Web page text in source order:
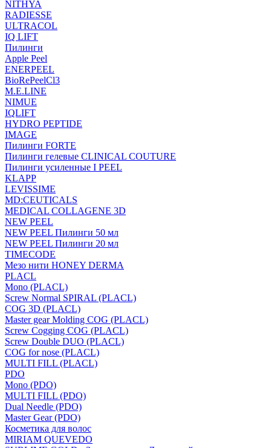
NITHYA
RADIESSE
ULTRACOL
IQ LIFT
Пилинги
Apple Peel
ENERPEEL
BioRePeelCl3
M.E.LINE
NIMUE
IQLIFT
HYDRO PEPTIDE
IMAGE
Пилинги FORTE
Пилинги гелевые CLINICAL COUTURE
Пилинги усиленные I PEEL
KLAPP
LEVISSIME
MD:CEUTICALS
MEDICAL COLLAGENE 3D
NEW PEEL
NEW PEEL Пилинги 50 мл
NEW PEEL Пилинги 20 мл
TIMECODE
Мезо нити HONEY DERMA
PLACL
Mono (PLACL)
Screw Normal SPIRAL (PLACL)
COG 3D (PLACL)
Master gear Molding COG (PLACL)
Screw Cogging COG (PLACL)
Screw Double DUO (PLACL)
COG for nose (PLACL)
MULTI FILL (PLACL)
PDO
Mono (PDO)
MULTI FILL (PDO)
Dual Needle (PDO)
Master Gear (PDO)
Косметика для волос
MIRIAM QUEVEDO